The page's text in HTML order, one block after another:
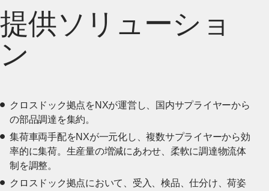
提供ソリューショ
ン
クロスドック拠点をNXが運営し、国内サプライヤーから
の部品調達を集約。
集荷車両手配をNXが一元化し、複数サプライヤーから効
率的に集荷。生産量の増減にあわせ、柔軟に調達物流体
制を調整。
クロスドック拠点において、受入、検品、仕分け、荷姿